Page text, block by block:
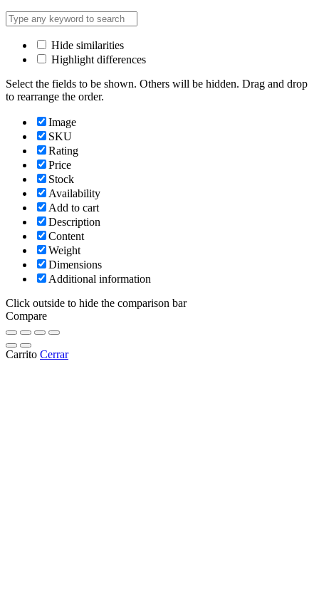
Hide similarities
Highlight differences
Select the fields to be shown. Others will be hidden. Drag and drop
to rearrange the order.
Image
SKU
Rating
Price
Stock
Availability
Add to cart
Description
Content
Weight
Dimensions
Additional information
Click outside to hide the comparison bar
Compare
Carrito Cerrar